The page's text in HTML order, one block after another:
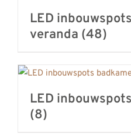
LED
veranda (48)
LED
(8)